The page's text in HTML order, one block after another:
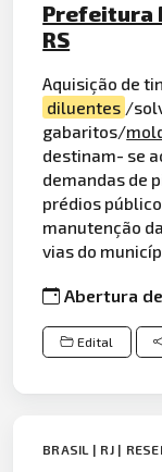
Prefeitura
RS
Aquisição de
diluentes /
gabaritos/
destinam- se
demandas de
prédios
manutenção
vias do
Abertura
Edital
BRASIL | RJ |